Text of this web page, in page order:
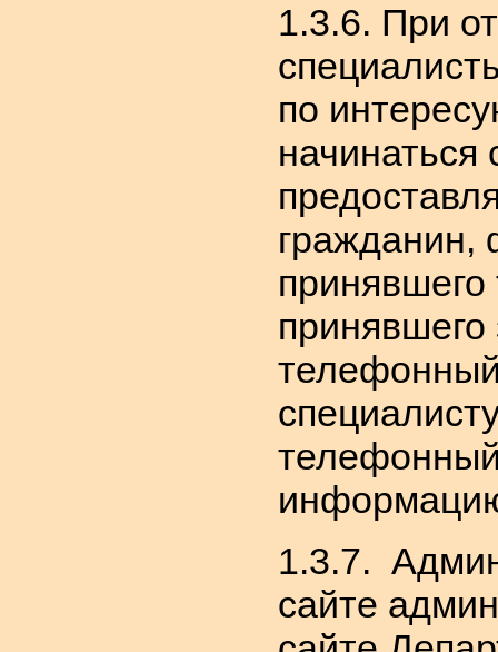
1.3.6. При
по
гражданин,
принявшего
1.3.7.
сайте